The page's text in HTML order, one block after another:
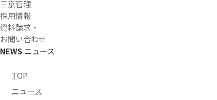
三京管理
採用情報
資料請求・
お問い合わせ
NEWS ニュース
TOP
ニュース